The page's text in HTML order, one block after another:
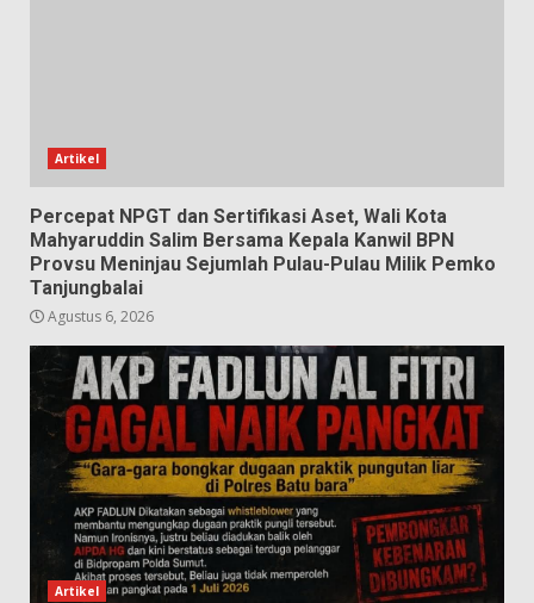
Artikel
Percepat NPGT dan Sertifikasi Aset, Wali Kota
Mahyaruddin Salim Bersama Kepala Kanwil BPN
Provsu Meninjau Sejumlah Pulau-Pulau Milik Pemko
Tanjungbalai
Agustus 6, 2026
Artikel